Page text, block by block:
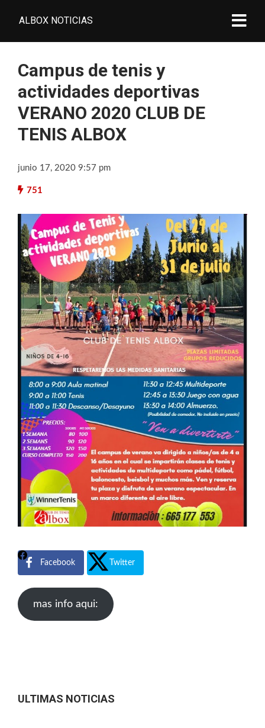
ALBOX NOTICIAS
Campus de tenis y
actividades deportivas
VERANO 2020 CLUB DE
TENIS ALBOX
junio 17, 2020 9:57 pm
751
Facebook Twitter
mas info aqui:
ULTIMAS NOTICIAS